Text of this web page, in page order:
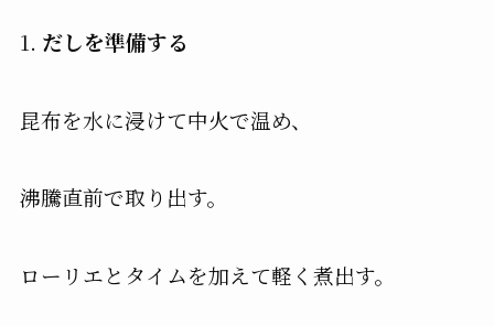
1. だしを準備する
昆布を水に浸けて中火で温め、
沸騰直前で取り出す。
ローリエとタイムを加えて軽く煮出す。